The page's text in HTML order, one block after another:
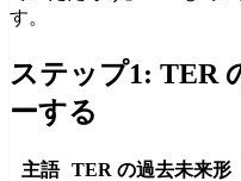
す。
ステップ1: TER
ーする
主語 TER の過去未来形